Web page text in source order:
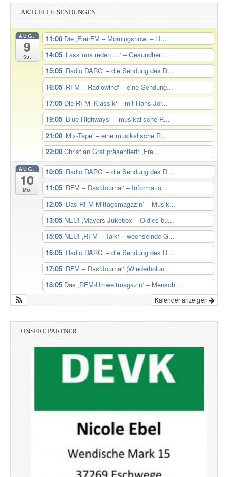
AKTUELLE SENDUNGEN
AUG.
9
So.
11:00 Die ‚FlairFM – Morningshow‘ – LI...
14:05 ‚Lass uns reden …‘ – Gesundheit ...
15:05 ‚Radio DARC‘ – die Sendung des D...
16:05 ‚RFM – Radiowind‘ – eine Sendung...
17:05 Die RFM-‚Klassik‘ – mit Hans-Jör...
19:05 ‚Blue Highways‘ – musikalische R...
21:00 ‚Mix-Tape‘ – eine musikalische R...
22:00 Christian Graf präsentiert: ‚Fre...
AUG.
10
Mo.
10:05 ‚Radio DARC‘ – die Sendung des D...
11:05 ‚RFM – Das!Journal‘ – Informatio...
12:05 ‘Das RFM-Mittagsmagazin’ – Musik...
13:05 NEU! ‚Mayers Jukebox – Oldies bu...
15:05 NEU! ‚RFM – Talk‘ – wechselnde G...
16:05 ‚Radio DARC‘ – die Sendung des D...
17:05 ‚RFM – Das!Journal‘ (Wiederholun...
18:05 Das ‚RFM-Umweltmagazin‘ – Mensch...
Kalender anzeigen
UNSERE PARTNER